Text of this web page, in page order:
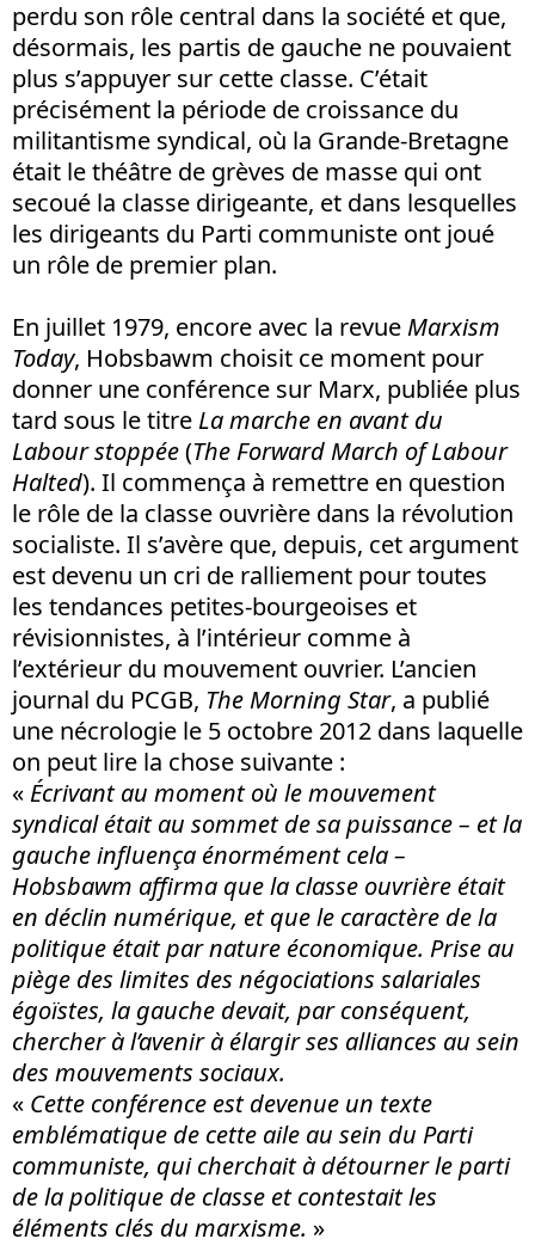
perdu son rôle central dans la société et que,
désormais, les partis de gauche ne pouvaient
plus s’appuyer sur cette classe. C’était
précisément la période de croissance du
militantisme syndical, où la Grande-Bretagne
était le théâtre de grèves de masse qui ont
secoué la classe dirigeante, et dans lesquelles
les dirigeants du Parti communiste ont joué
un rôle de premier plan.
En juillet 1979, encore avec la revueMarxism
Today, Hobsbawm choisit ce moment pour
donner une conférence sur Marx, publiée plus
tard sous le titre La marche en avant du
Labour stoppée(The Forward March of Labour
Halted). Il commença à remettre en question
le rôle de la classe ouvrière dans la révolution
socialiste. Il s’avère que, depuis, cet argument
est devenu un cri de ralliement pour toutes
les tendances petites-bourgeoises et
révisionnistes, à l’intérieur comme à
l’extérieur du mouvement ouvrier. L’ancien
journal du PCGB, The Morning Star, a publié
une nécrologie le 5 octobre 2012 dans laquelle
on peut lire la chose suivante :
« Écrivant au moment où le mouvement
syndical était au sommet de sa puissance – et la
gauche influença énormément cela –
Hobsbawm affirma que la classe ouvrière était
en déclin numérique, et que le caractère de la
politique était par nature économique. Prise au
piège des limites des négociations salariales
égoïstes, la gauche devait, par conséquent,
chercher à l’avenir à élargir ses alliances au sein
des mouvements sociaux.
« Cette conférence est devenue un texte
emblématique de cette aile au sein du Parti
communiste, qui cherchait à détourner le parti
de la politique de classe et contestait les
éléments clés du marxisme. »